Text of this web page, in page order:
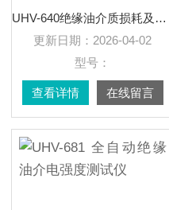
UHV-640绝缘油介质损耗及体积电阻率测试仪
更新日期： 2026-04-02
型号：
查看详情 在线留言